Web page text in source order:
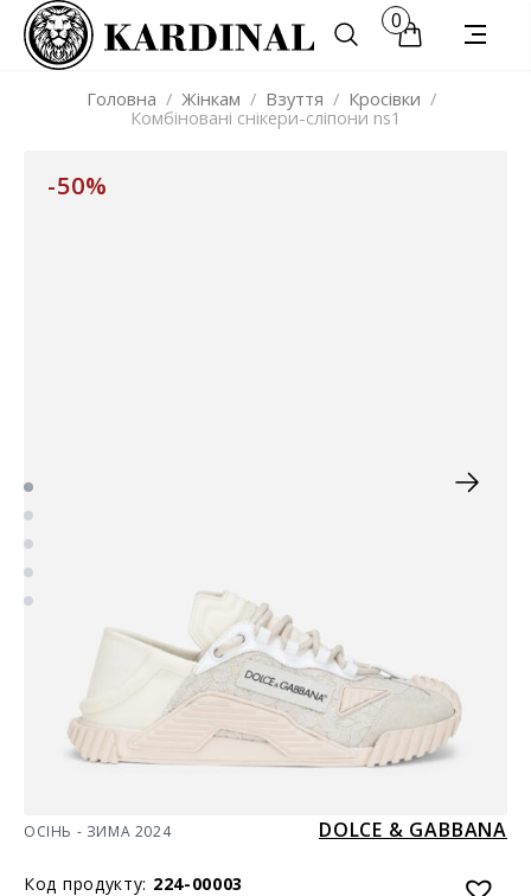
0
Головна / Жінкам / Взуття / Кросівки /
Комбіновані снікери-сліпони ns1
-50%
ОСІНЬ - ЗИМА 2024 DOLCE & GABBANA
Код продукту: 224-00003